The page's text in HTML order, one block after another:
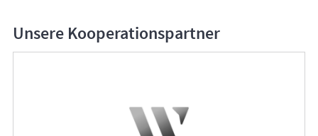
Unsere Kooperationspartner